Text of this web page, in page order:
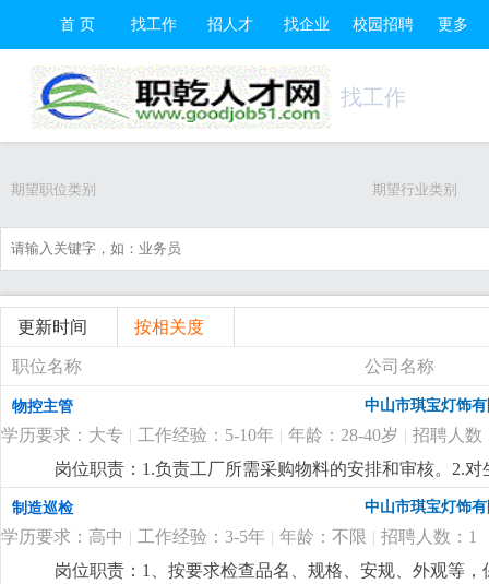
首 页 找工作 招人才 找企业 校园招聘 更多
找工作
期望职位类别 期望行业类别
更新时间 按相关度
职位名称 公司名称
物控主管 中山市琪宝灯饰
学历要求：大专 | 工作经验：5-10年 | 年龄：28-40岁 | 招聘人数
岗位职责：1.负责工厂所需采购物料的安排和审核。2.
了解。4.负责采购员、计划员和车辆的管理。5.监督车
历，电脑精通；2.5年以上非标工程灯饰企业计划管理
控制能力，有较强的管理、组织、协调、沟通能力；4.
制造巡检 中山市琪宝灯饰
学历要求：高中 | 工作经验：3-5年 | 年龄：不限 | 招聘人数：1
岗位职责：1、按要求检查品名、规格、安规、外观等